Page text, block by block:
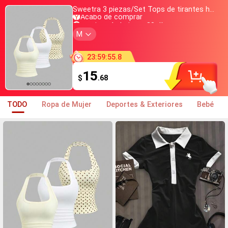
Acabo de comprar
precio más bajo en 30 días
Casi agotado
+800 lo han añadido a la cesta
precio más bajo en 30 días
Casi agotado
+800 lo han añadido a la cesta
M
23:59:54.7
$15.68
TODO Ropa de Mujer Deportes & Exteriores Bebé